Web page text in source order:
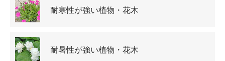
耐寒性が強い植物・花木
耐暑性が強い植物・花木